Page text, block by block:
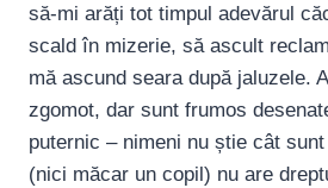
să-mi arăți tot timpul adevărul
scald în mizerie, să ascult
mă ascund seara după jaluzele.
zgomot, dar sunt frumos
puternic – nimeni nu știe cât
(nici măcar un copil) nu are